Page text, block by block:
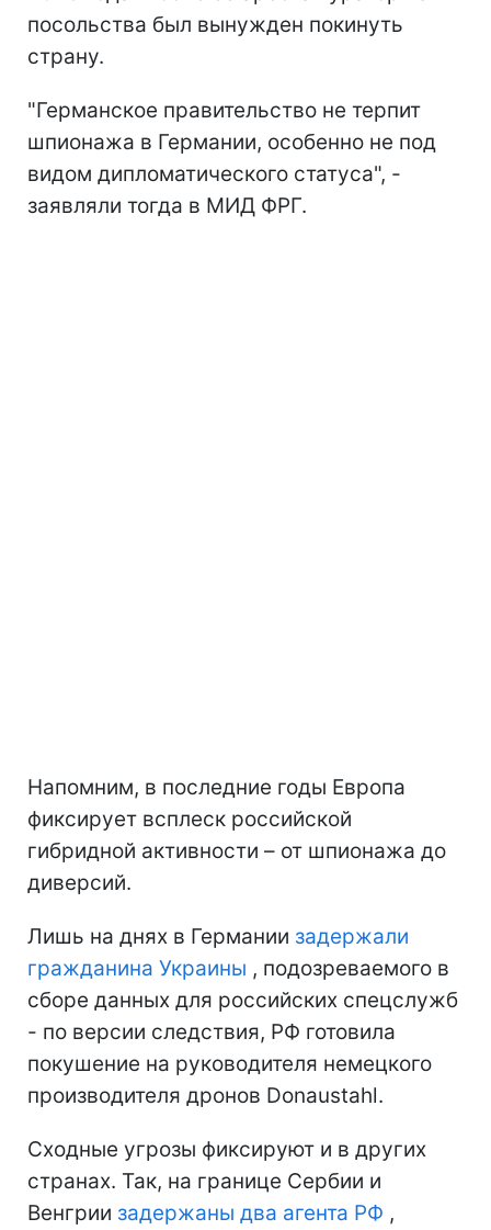
посольства был вынужден покинуть
страну.
"Германское правительство не терпит
шпионажа в Германии, особенно не под
видом дипломатического статуса", -
заявляли тогда в МИД ФРГ.
Напомним, в последние годы Европа
фиксирует всплеск российской
гибридной активности – от шпионажа до
диверсий.
Лишь на днях в Германии задержали
гражданина Украины , подозреваемого в
сборе данных для российских спецслужб
- по версии следствия, РФ готовила
покушение на руководителя немецкого
производителя дронов Donaustahl.
Сходные угрозы фиксируют и в других
странах. Так, на границе Сербии и
Венгрии задержаны два агента РФ ,